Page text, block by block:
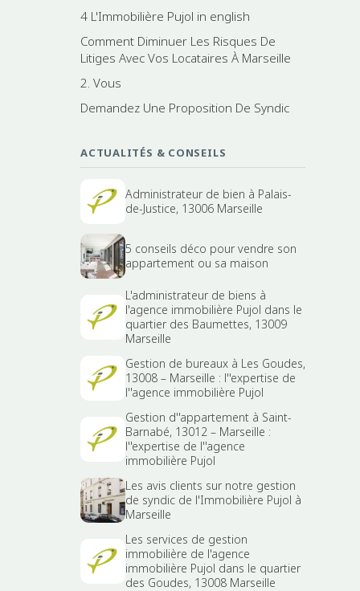
4 L'Immobilière Pujol in english
Comment Diminuer Les Risques De
Litiges Avec Vos Locataires À Marseille
2. Vous
Demandez Une Proposition De Syndic
ACTUALITÉS & CONSEILS
Administrateur de bien à Palais-
de-Justice, 13006 Marseille
5 conseils déco pour vendre son
appartement ou sa maison
L'administrateur de biens à
l'agence immobilière Pujol dans le
quartier des Baumettes, 13009
Marseille
Gestion de bureaux à Les Goudes,
13008 – Marseille : l''expertise de
l''agence immobilière Pujol
Gestion d''appartement à Saint-
Barnabé, 13012 – Marseille :
l''expertise de l''agence
immobilière Pujol
Les avis clients sur notre gestion
de syndic de l'Immobilière Pujol à
Marseille
Les services de gestion
immobilière de l'agence
immobilière Pujol dans le quartier
des Goudes, 13008 Marseille